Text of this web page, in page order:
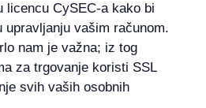
licencu CySEC-a kako bi
upravljanju vašim računom.
nam je važna; iz tog
za trgovanje koristi SSL
svih vaših osobnih